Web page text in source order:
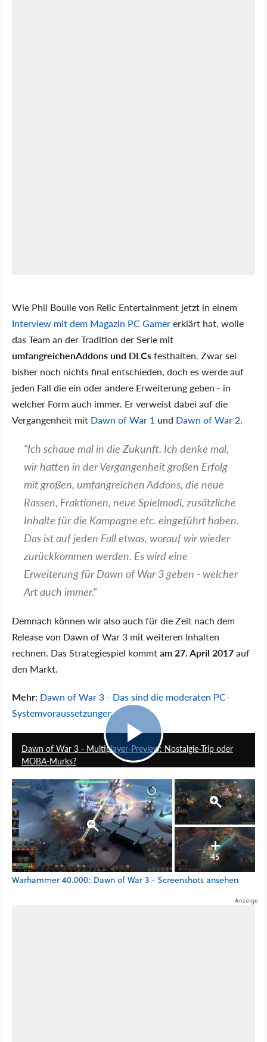
Wie Phil Boulle von Relic Entertainment jetzt in einem
Interview mit dem Magazin PC Gamererklärt hat, wolle
das Team an der Tradition der Serie mit
umfangreichenAddons und DLCsfesthalten. Zwar sei
bisher noch nichts final entschieden, doch es werde auf
jeden Fall die ein oder andere Erweiterung geben - in
welcher Form auch immer. Er verweist dabei auf die
Vergangenheit mit Dawn of War 1 und Dawn of War 2.
"Ich schaue mal in die Zukunft. Ich denke mal,
wir hatten in der Vergangenheit großen Erfolg
mit großen, umfangreichen Addons, die neue
Rassen, Fraktionen, neue Spielmodi, zusätzliche
Inhalte für die Kampagne etc. eingeführt haben.
Das ist auf jeden Fall etwas, worauf wir wieder
zurückkommen werden. Es wird eine
Erweiterung für Dawn of War 3 geben - welcher
Art auch immer."
Demnach können wir also auch für die Zeit nach dem
Release von Dawn of War 3 mit weiteren Inhalten
rechnen. Das Strategiespiel kommtam 27. April 2017auf
den Markt.
Mehr: Dawn of War 3 - Das sind die moderaten PC-
Systemvoraussetzungen
Dawn of War 3 - Multiplayer-Preview: Nostalgie-Trip oder
MOBA-Murks?
45
Warhammer 40.000: Dawn of War 3 - Screenshots ansehen